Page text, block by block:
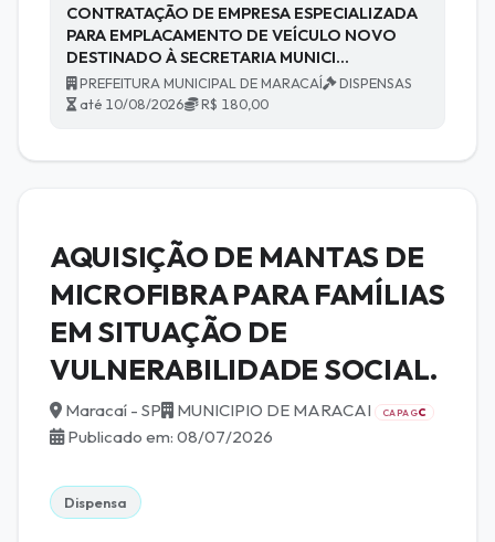
CONTRATAÇÃO DE EMPRESA ESPECIALIZADA
PARA EMPLACAMENTO DE VEÍCULO NOVO
DESTINADO À SECRETARIA MUNICI…
PREFEITURA MUNICIPAL DE MARACAÍ
DISPENSAS
até 10/08/2026
R$ 180,00
AQUISIÇÃO DE MANTAS DE
MICROFIBRA PARA FAMÍLIAS
EM SITUAÇÃO DE
VULNERABILIDADE SOCIAL.
Maracaí - SP MUNICIPIO DE MARACAI CAPAGC
Publicado em: 08/07/2026
Dispensa